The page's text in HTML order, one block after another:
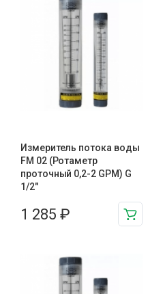
Измеритель потока воды
FM 02 (Ротаметр
проточный 0,2-2 GPM) G
1/2″
1 285 ₽